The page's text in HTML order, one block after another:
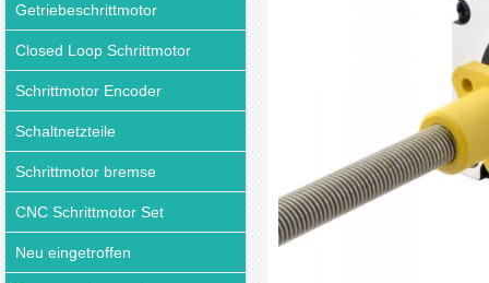
Getriebeschrittmotor
Closed Loop Schrittmotor
Schrittmotor Encoder
Schaltnetzteile
Schrittmotor bremse
CNC Schrittmotor Set
Neu eingetroffen